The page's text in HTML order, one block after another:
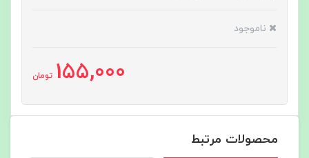
ناموجود
155,000 تومان
محصولات مرتبط